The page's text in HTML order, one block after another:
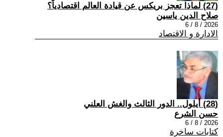
(27) لماذا تعجز بريكس عن قيادة العالم اقتصادياً؟
صلاح الدين ياسين
2026 / 8 / 6
الادارة و الاقتصاد
(28) أيلول.. الدور الثالث والغش العلني
حسن الشرع
2026 / 8 / 6
كتابات ساخرة